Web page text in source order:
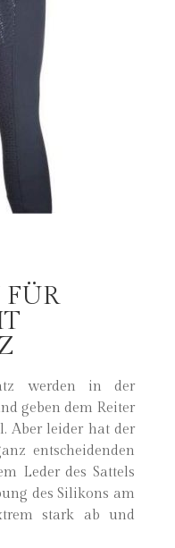
werden in der
geben dem Reiter
Aber leider hat der
entscheidenden
Leder des Sattels
des Silikons am
stark ab und